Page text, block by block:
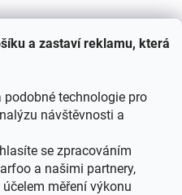
a zastaví reklamu, která
technologie pro
návštěvnosti a
se zpracováním
a našimi partnery,
měření výkonu
podšití polar fleece